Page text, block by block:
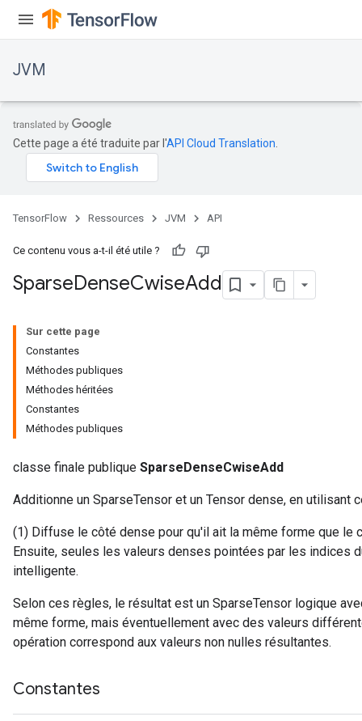
JVM
Cette page a été traduite par l'API Cloud Translation
TensorFlow Ressources JVM API
Ce contenu vous a-t-il été utile ?
SparseDenseCwiseAdd
Sur cette page
Constantes
Méthodes publiques
Méthodes héritées
Constantes
Méthodes publiques
classe finale publique SparseDenseCwiseAdd
Additionne un SparseTensor et un Tensor dense, en utilisant
(1) Diffuse le côté dense pour qu'il ait la même forme que le
Ensuite, seules les valeurs denses pointées par les indices
intelligente.
Selon ces règles, le résultat est un SparseTensor logique
même forme, mais éventuellement avec des valeurs
opération correspond aux valeurs non nulles résultantes.
Constantes